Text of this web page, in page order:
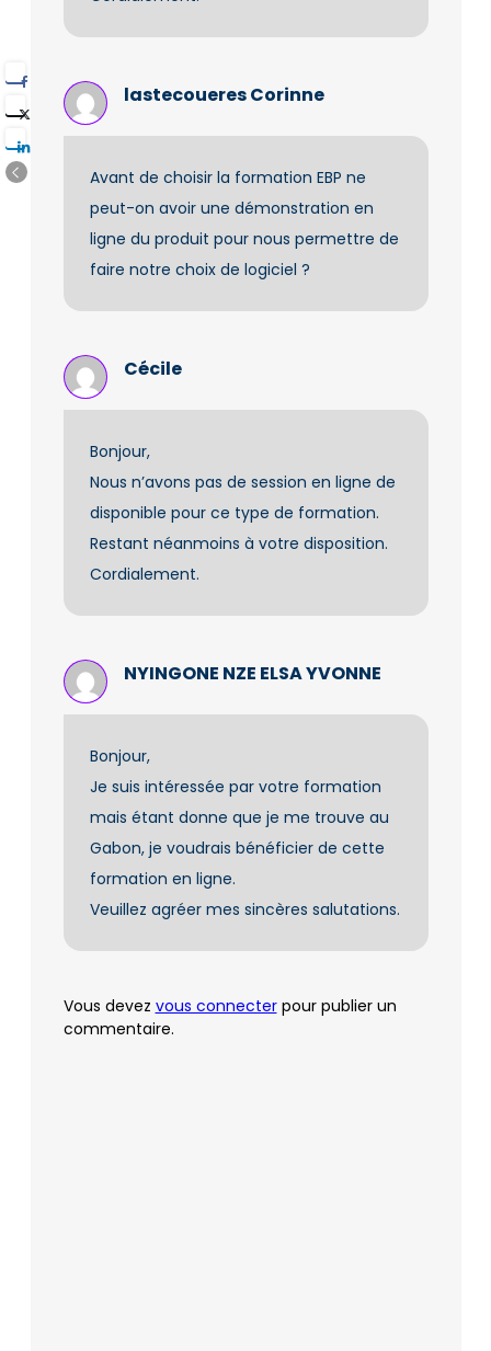
lastecoueres Corinne
Avant de choisir la formation EBP ne
peut-on avoir une démonstration en
ligne du produit pour nous permettre de
faire notre choix de logiciel ?
Cécile
Bonjour,
Nous n’avons pas de session en ligne de
disponible pour ce type de formation.
Restant néanmoins à votre disposition.
Cordialement.
NYINGONE NZE ELSA YVONNE
Bonjour,
Je suis intéressée par votre formation
mais étant donne que je me trouve au
Gabon, je voudrais bénéficier de cette
formation en ligne.
Veuillez agréer mes sincères salutations.
Vous devez vous connecterpour publier un
commentaire.